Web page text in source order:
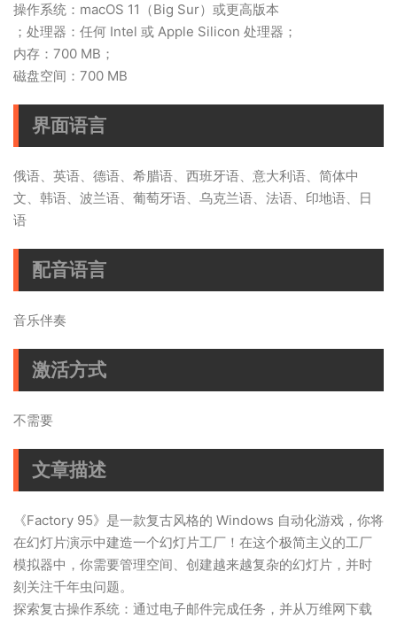
操作系统：macOS 11（Big Sur）或更高版本
；处理器：任何 Intel 或 Apple Silicon 处理器；
内存：700 MB；
磁盘空间：700 MB
界面语言
俄语、英语、德语、希腊语、西班牙语、意大利语、简体中
文、韩语、波兰语、葡萄牙语、乌克兰语、法语、印地语、日
语
配音语言
音乐伴奏
激活方式
不需要
文章描述
《Factory 95》是一款复古风格的 Windows 自动化游戏，你将
在幻灯片演示中建造一个幻灯片工厂！在这个极简主义的工厂
模拟器中，你需要管理空间、创建越来越复杂的幻灯片，并时
刻关注千年虫问题。
探索复古操作系统：通过电子邮件完成任务，并从万维网下载